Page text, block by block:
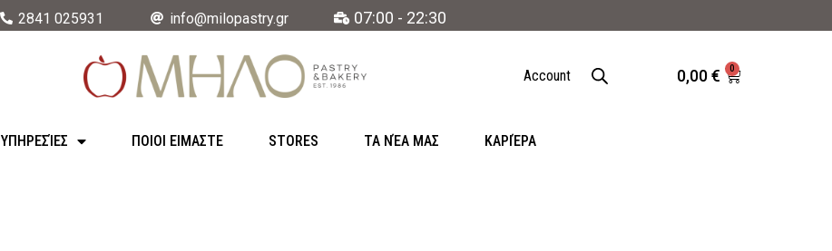
2841 025931 info@milopastry.gr 07:00 - 22:30
Account 0,00€ 0
ΥΠΗΡΕΣΊΕΣ ΠΟΙΟΙ ΕΙΜΑΣΤΕ STORES ΤΑ ΝΈΑ ΜΑΣ ΚΑΡΙΈΡΑ